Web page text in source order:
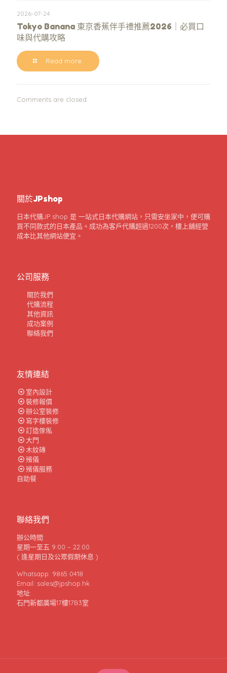
2026-07-24
Tokyo Banana 東京香蕉伴手禮推薦2026｜必買口
味與代購攻略
Read more
Comments are closed.
關於JPshop
日本代購JP shop 是 一站式日本代購網站，只需安坐家中，便可購
買不同款式的日本產品。成功為客戶代購超過1200次，樓上舖經營
成本比其他網站便宜。
公司服務
關於我們
代購流程
其他資訊
成功案例
聯絡我們
友情連結
室內設計
裝修報價
辦公室裝修
寫字樓裝修
訂造傢俬
大門
木紋磚
殯儀
殯儀服務
自助餐
聯絡我們
辦公時間:
星期一至五 9:00 – 22:00
( 逢星期日及公眾假期休息 )
Whatsapp: 9865 0418
Email: sales@jpshop.hk
地址:
石門新都廣場17樓17B3室